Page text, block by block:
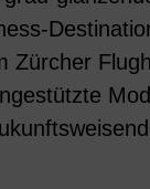
Zürcher